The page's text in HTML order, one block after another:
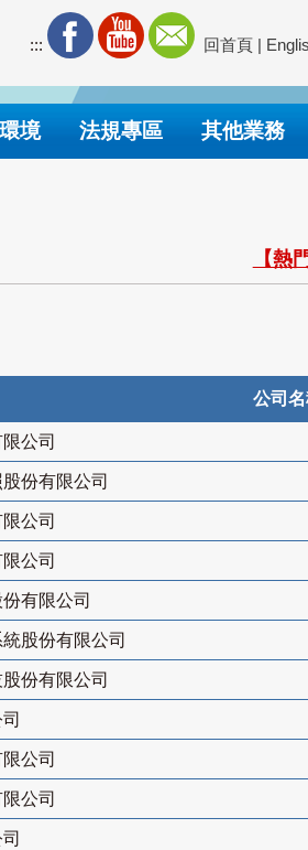
::: 回首頁 |
境 法規專區 其他業務
【熱
公司
公司
份有限公司
公司
公司
有限公司
股份有限公司
份有限公司
公司
公司